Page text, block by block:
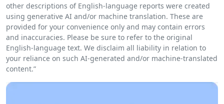
other descriptions of English-language reports were created
using generative AI and/or machine translation. These are
provided for your convenience only and may contain errors
and inaccuracies. Please be sure to refer to the original
English-language text. We disclaim all liability in relation to
your reliance on such AI-generated and/or machine-translated
content.”